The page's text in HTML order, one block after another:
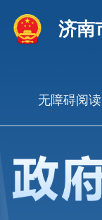
济南
无障碍阅读